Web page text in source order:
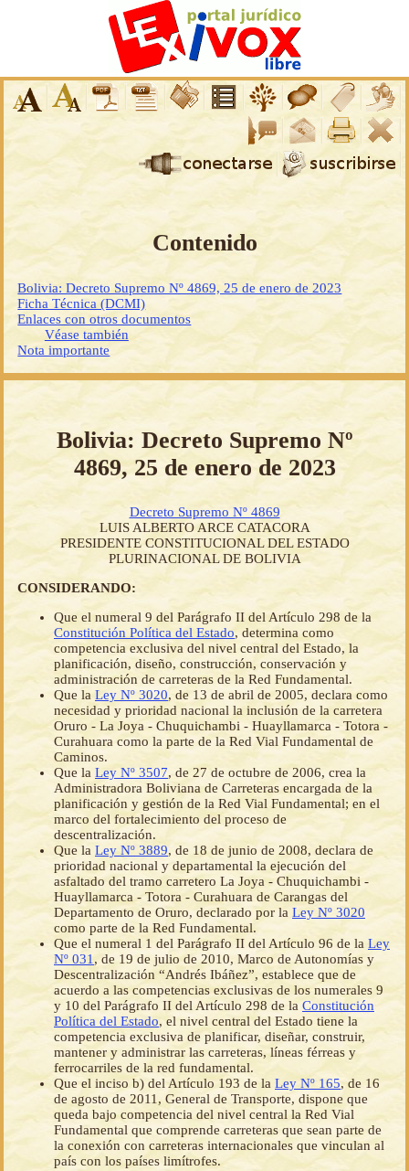
Contenido
Bolivia: Decreto Supremo Nº 4869, 25 de enero de 2023
Ficha Técnica (DCMI)
Enlaces con otros documentos
Véase también
Nota importante
Bolivia: Decreto Supremo Nº
4869, 25 de enero de 2023
Decreto Supremo Nº 4869
LUIS ALBERTO ARCE CATACORA
PRESIDENTE CONSTITUCIONAL DEL ESTADO
PLURINACIONAL DE BOLIVIA
CONSIDERANDO:
Que el numeral 9 del Parágrafo II del Artículo 298 de la
Constitución Política del Estado, determina como
competencia exclusiva del nivel central del Estado, la
planificación, diseño, construcción, conservación y
administración de carreteras de la Red Fundamental.
Que la Ley Nº 3020, de 13 de abril de 2005, declara como
necesidad y prioridad nacional la inclusión de la carretera
Oruro - La Joya - Chuquichambi - Huayllamarca - Totora -
Curahuara como la parte de la Red Vial Fundamental de
Caminos.
Que la Ley Nº 3507, de 27 de octubre de 2006, crea la
Administradora Boliviana de Carreteras encargada de la
planificación y gestión de la Red Vial Fundamental; en el
marco del fortalecimiento del proceso de
descentralización.
Que la Ley Nº 3889, de 18 de junio de 2008, declara de
prioridad nacional y departamental la ejecución del
asfaltado del tramo carretero La Joya - Chuquichambi -
Huayllamarca - Totora - Curahuara de Carangas del
Departamento de Oruro, declarado por la Ley Nº 3020
como parte de la Red Fundamental.
Que el numeral 1 del Parágrafo II del Artículo 96 de la Ley
Nº 031 , de 19 de julio de 2010, Marco de Autonomías y
Descentralización “Andrés Ibáñez”, establece que de
acuerdo a las competencias exclusivas de los numerales 9
y 10 del Parágrafo II del Artículo 298 de laConstitución
Política del Estado, el nivel central del Estado tiene la
competencia exclusiva de planificar, diseñar, construir,
mantener y administrar las carreteras, líneas férreas y
ferrocarriles de la red fundamental.
Que el inciso b) del Artículo 193 de la Ley Nº 165, de 16
de agosto de 2011, General de Transporte, dispone que
queda bajo competencia del nivel central la Red Vial
Fundamental que comprende carreteras que sean parte de
la conexión con carreteras internacionales que vinculan al
país con los países limítrofes.